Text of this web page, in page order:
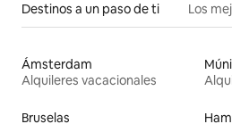
Destinos a un paso de ti Los
Ámsterdam
Alquileres vacacionales
Bruselas